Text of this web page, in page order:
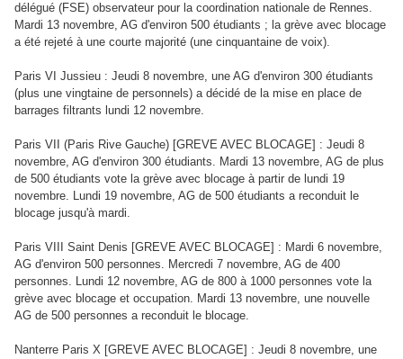
délégué (FSE) observateur pour la coordination nationale de Rennes.
Mardi 13 novembre, AG d'environ 500 étudiants ; la grève avec blocage
a été rejeté à une courte majorité (une cinquantaine de voix).
Paris VI Jussieu : Jeudi 8 novembre, une AG d'environ 300 étudiants
(plus une vingtaine de personnels) a décidé de la mise en place de
barrages filtrants lundi 12 novembre.
Paris VII (Paris Rive Gauche) [GREVE AVEC BLOCAGE] : Jeudi 8
novembre, AG d'environ 300 étudiants. Mardi 13 novembre, AG de plus
de 500 étudiants vote la grève avec blocage à partir de lundi 19
novembre. Lundi 19 novembre, AG de 500 étudiants a reconduit le
blocage jusqu'à mardi.
Paris VIII Saint Denis [GREVE AVEC BLOCAGE] : Mardi 6 novembre,
AG d'environ 500 personnes. Mercredi 7 novembre, AG de 400
personnes. Lundi 12 novembre, AG de 800 à 1000 personnes vote la
grève avec blocage et occupation. Mardi 13 novembre, une nouvelle
AG de 500 personnes a reconduit le blocage.
Nanterre Paris X [GREVE AVEC BLOCAGE] : Jeudi 8 novembre, une